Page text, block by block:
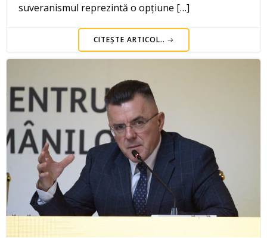
suveranismul reprezintă o opțiune […]
CITEȘTE ARTICOL..